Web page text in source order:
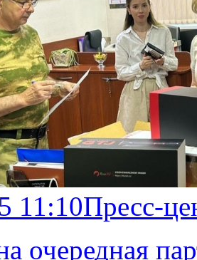
11:10Пресс-
очередная